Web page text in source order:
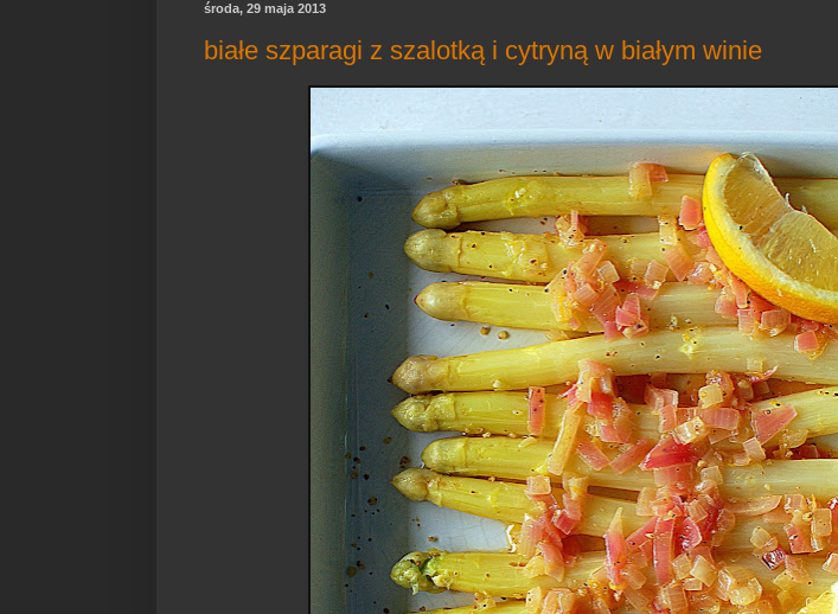
środa, 29 maja 2013
białe szparagi z szalotką i cytryną w białym winie